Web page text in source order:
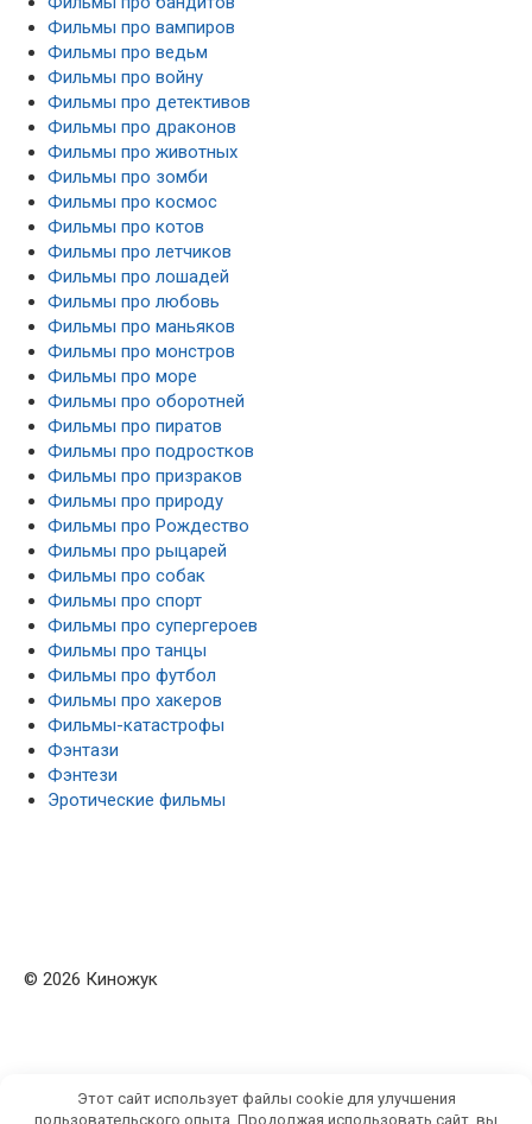
Фильмы про вампиров
Фильмы про ведьм
Фильмы про войну
Фильмы про детективов
Фильмы про драконов
Фильмы про животных
Фильмы про зомби
Фильмы про космос
Фильмы про котов
Фильмы про летчиков
Фильмы про лошадей
Фильмы про любовь
Фильмы про маньяков
Фильмы про монстров
Фильмы про море
Фильмы про оборотней
Фильмы про пиратов
Фильмы про подростков
Фильмы про призраков
Фильмы про природу
Фильмы про Рождество
Фильмы про рыцарей
Фильмы про собак
Фильмы про спорт
Фильмы про супергероев
Фильмы про танцы
Фильмы про футбол
Фильмы про хакеров
Фильмы-катастрофы
Фэнтази
Фэнтези
Эротические фильмы
© 2026 Киножук
Этот сайт использует файлы cookie для улучшения
пользовательского опыта. Продолжая использовать сайт, вы